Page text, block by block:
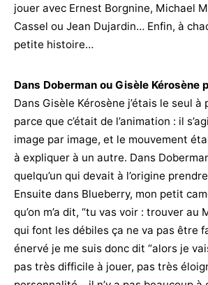
jouer avec Ernest Borgnine, Michael
Cassel ou Jean Dujardin… Enfin, à
petite histoire…
Dans Doberman ou Gisèle Kérosène
Dans Gisèle Kérosène j’étais le seul à
parce que c’était de l’animation : il
image par image, et le mouvement
à expliquer à un autre. Dans
quelqu’un qui devait à l’origine
Ensuite dans Blueberry, mon petit
qu’on m’a dit, “tu vas voir : trouver au
qui font les débiles ça ne va pas être
énervé je me suis donc dit “alors je
pas très difficile à jouer, pas très